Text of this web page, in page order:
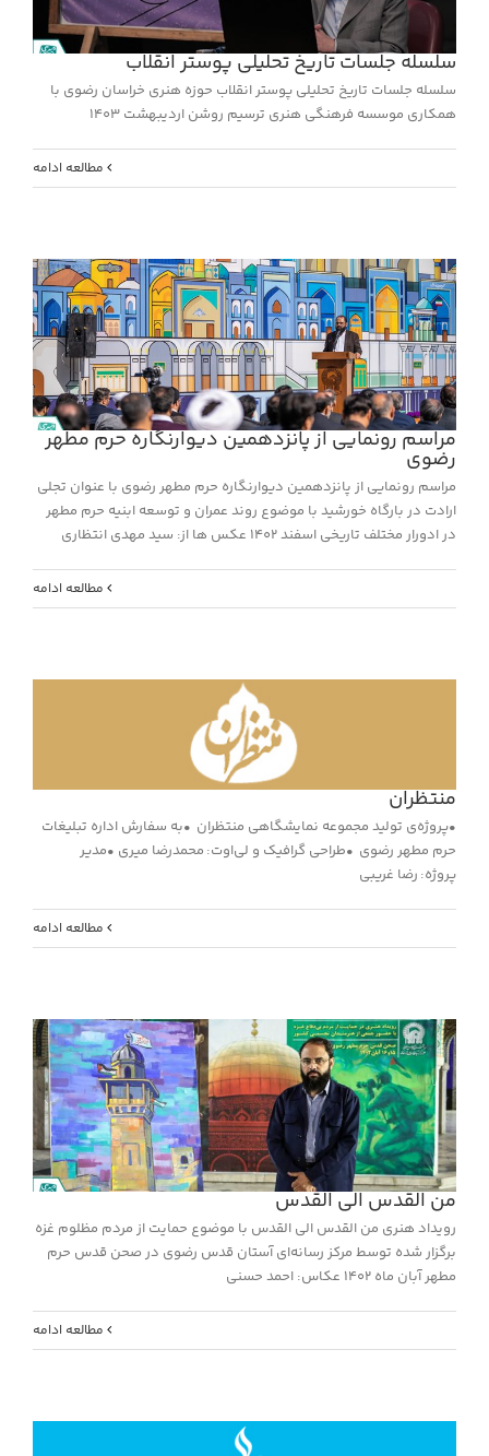
سلسله جلسات تاریخ تحلیلی پوستر انقلاب
سلسله جلسات تاریخ تحلیلی پوستر انقلاب حوزه هنری خراسان رضوی با
همکاری موسسه فرهنگی هنری ترسیم روشن اردیبهشت 1403
مطالعه ادامه
مراسم رونمایی از پانزدهمین دیوارنگاره حرم مطهر
رضوی
مراسم رونمایی از پانزدهمین دیوارنگاره حرم مطهر رضوی با عنوان تجلی
ارادت در بارگاه خورشید با موضوع روند عمران و توسعه ابنیه حرم مطهر
در ادورار مختلف تاریخی اسفند 1402 عکس ها از: سید مهدی انتظاری
مطالعه ادامه
منتظران
•پروژه‌ی تولید مجموعه نمایشگاهی منتظران •به سفارش اداره تبلیغات
حرم مطهر رضوی •طراحی گرافیک و لی‌اوت: محمدرضا میری •مدیر
پروژه: رضا غریبی
مطالعه ادامه
من القدس الی القدس
رویداد هنری من القدس الی القدس با موضوع حمایت از مردم مظلوم غزه
برگزار شده توسط مرکز رسانه‌ای آستان قدس رضوی در صحن قدس حرم
مطهر آبان ماه ۱۴۰۲ عکاس: احمد حسنی
مطالعه ادامه